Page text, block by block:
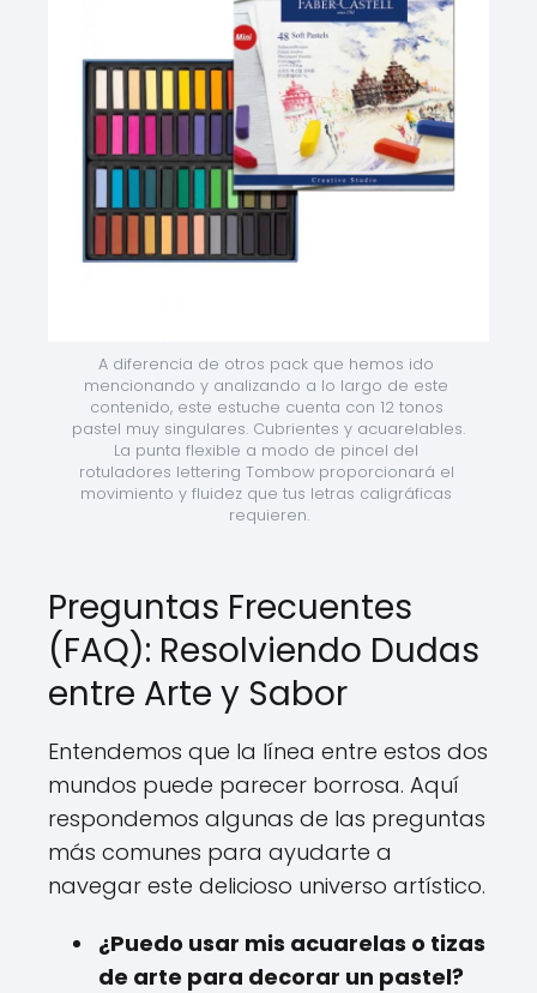
A diferencia de otros pack que hemos ido
mencionando y analizando a lo largo de este
contenido, este estuche cuenta con 12 tonos
pastel muy singulares. Cubrientes y acuarelables.
La punta flexible a modo de pincel del
rotuladores lettering Tombow proporcionará el
movimiento y fluidez que tus letras caligráficas
requieren.
Preguntas Frecuentes
(FAQ): Resolviendo Dudas
entre Arte y Sabor
Entendemos que la línea entre estos dos
mundos puede parecer borrosa. Aquí
respondemos algunas de las preguntas
más comunes para ayudarte a
navegar este delicioso universo artístico.
¿Puedo usar mis acuarelas o tizas
de arte para decorar un pastel?